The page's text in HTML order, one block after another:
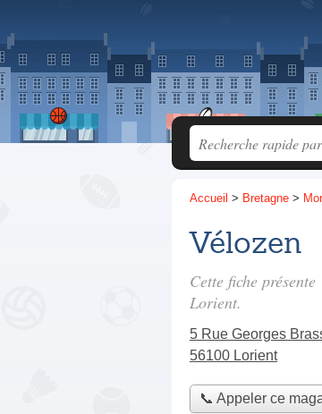
Accueil > Bretagne >
Vélozen
Cette fiche
Lorient.
5 Rue Georges
56100 Lorient
📞 Appeler ce